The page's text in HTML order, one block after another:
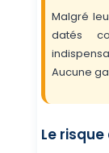
Malgré
datés
Aucune
Le